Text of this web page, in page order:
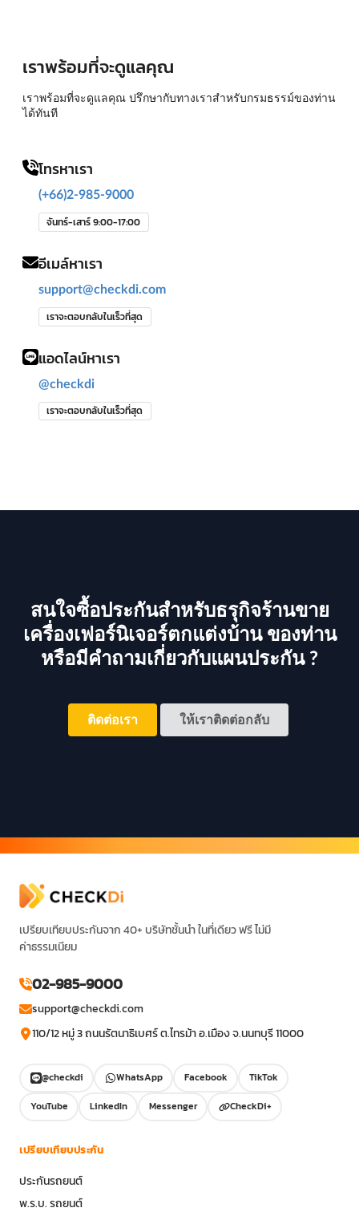
เราพร้อมที่จะดูแลคุณ
เราพร้อมที่จะดูแลคุณ ปรึกษากับทางเราสำหรับกรมธรรม์ของท่าน
ได้ทันที
โทรหาเรา
(+66)2-985-9000
จันทร์-เสาร์ 9:00-17:00
อีเมล์หาเรา
support@checkdi.com
เราจะตอบกลับในเร็วที่สุด
แอดไลน์หาเรา
@checkdi
เราจะตอบกลับในเร็วที่สุด
สนใจซื้อประกันสำหรับธรุกิจร้านขาย
เครื่องเฟอร์นิเจอร์ตกแต่งบ้าน ของท่าน
หรือมีคำถามเกี่ยวกับแผนประกัน ?
ติดต่อเรา ให้เราติดต่อกลับ
เปรียบเทียบประกันจาก 40+ บริษัทชั้นนำ ในที่เดียว ฟรี ไม่มี
ค่าธรรมเนียม
02-985-9000
support@checkdi.com
110/12 หมู่ 3 ถนนรัตนาธิเบศร์ ต.ไทรม้า อ.เมือง จ.นนทบุรี 11000
@checkdi WhatsApp Facebook
TikTok
YouTube
LinkedIn Messenger CheckDi+
เปรียบเทียบประกัน
ประกันรถยนต์
พ.ร.บ. รถยนต์